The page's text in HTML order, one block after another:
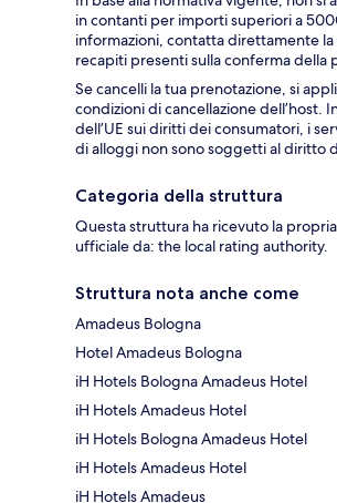
in contanti per importi superiori a
informazioni, contatta direttamente
recapiti presenti sulla conferma della
Se cancelli la tua prenotazione, si
condizioni di cancellazione dell’host.
dell’UE sui diritti dei consumatori, i
di alloggi non sono soggetti al diritto
Categoria della struttura
Questa struttura ha ricevuto la
ufficiale da: the local rating authority.
Struttura nota anche come
Amadeus Bologna
Hotel Amadeus Bologna
iH Hotels Bologna Amadeus Hotel
iH Hotels Amadeus Hotel
iH Hotels Bologna Amadeus Hotel
iH Hotels Amadeus Hotel
iH Hotels Amadeus